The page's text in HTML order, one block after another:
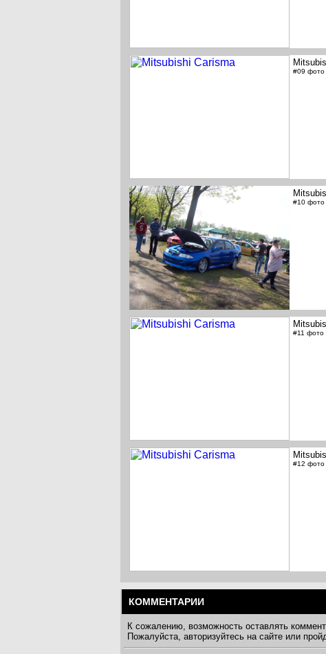
#09 фото
#10 фото
#11 фото
#12 фото
КОММЕНТАРИИ
К сожалению, возможность оставлять
Пожалуйста, авторизуйтесь на сайте или